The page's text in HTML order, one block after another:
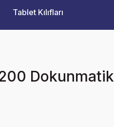
Tablet Kılıfları
Dokunmatik